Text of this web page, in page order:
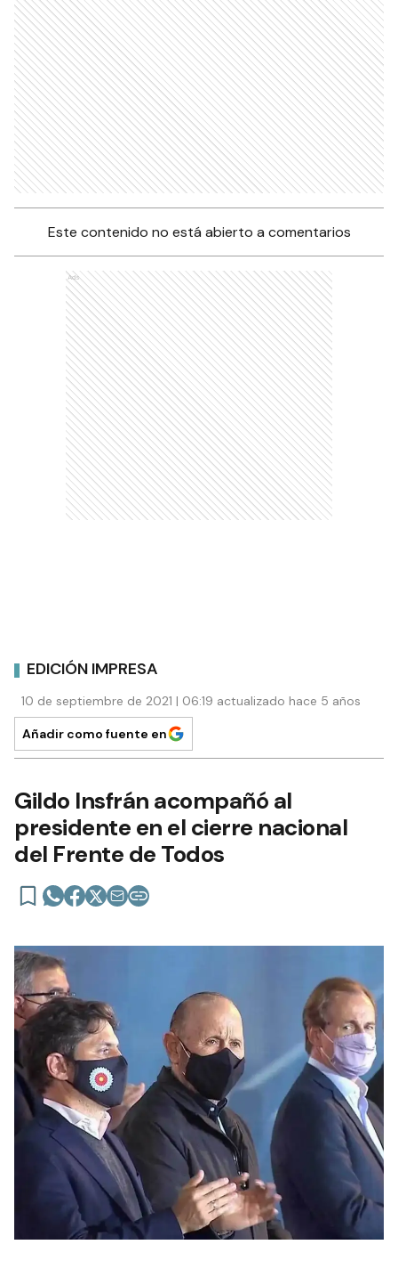
Este contenido no está abierto a comentarios
Ads
EDICIÓN IMPRESA
10 de septiembre de 2021 | 06:19 actualizado hace 5 años
Añadir como fuente en
Gildo Insfrán acompañó al
presidente en el cierre nacional
del Frente de Todos